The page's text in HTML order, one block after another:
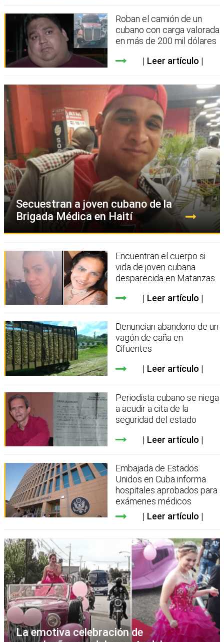
Roban el camión de un
cubano con carga valorada
en más de 200 mil dólares
Leer artículo
Secuestran a joven cubano de la
Brigada Médica en Haití
Encuentran el cuerpo si
vida de joven cubana
desparecida en Matanzas
Leer artículo
Denuncian abandono de un
vagón de caña en
Cifuentes
Leer artículo
Periodista cubano se niega
a acudir a cita de la
seguridad del estado
Leer artículo
Embajada de Estados
Unidos en Cuba informa
hospitales aprobados para
exámenes médicos
Leer artículo
La emotiva celebración de